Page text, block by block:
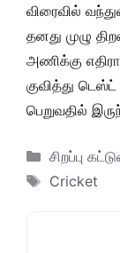
விரைவில்
தனது முழு
அணிக்கு
குவித்து
பெறுவதில்
சிறப்பு
Tags
Cricket